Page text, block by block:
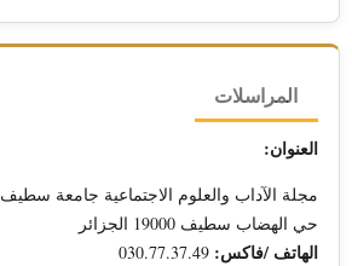
المراسلات
العنوان:
مجلة الآداب والعلوم الاجتماعية جامعة سطيف2، الجزائر
حي الهضاب سطيف 19000 الجزائر
الهاتف /فاكس: